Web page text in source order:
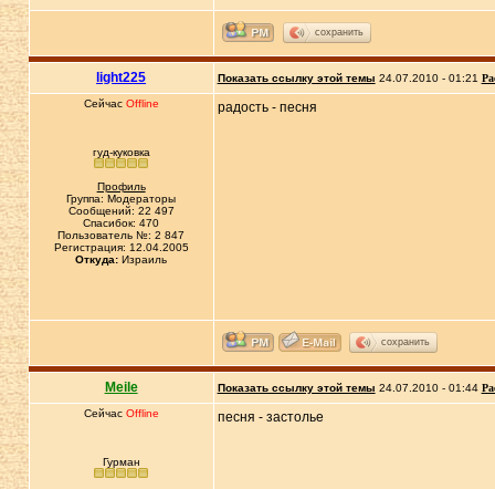
сохранить
light225 Показать ссылку этой темы 24.07.2010 - 01:21
Сейчас Offline
гуд-куковка
Профиль
Группа: Модераторы
Сообщений: 22 497
Спасибок: 470
Пользователь №: 2 847
Регистрация: 12.04.2005
Откуда: Израиль
радость - песня
сохранить
Meile Показать ссылку этой темы 24.07.2010 - 01:44
Сейчас Offline
Гурман
песня - застолье